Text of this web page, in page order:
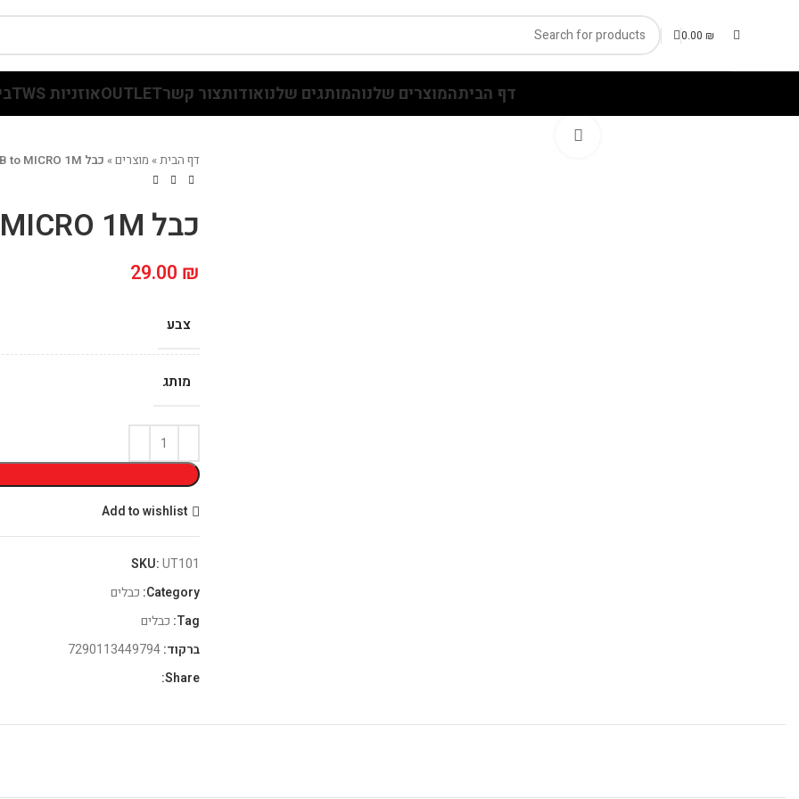
0.00 ₪
דף הביתהמוצרים שלנוהמותגים שלנואודותצור קשרOUTLETאוזניות TWS
דף הבית» מוצרים» כבל TARGET USB to MICRO 1M
כבל TARGET USB to MICRO 1M
29.00 ₪
צבע
מותג
Add to wishlist
SKU:UT101
Category: כבלים
Tag: כבלים
ברקוד:
Share: